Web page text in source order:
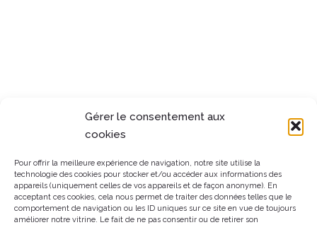
Gérer le consentement aux
cookies
Pour offrir la meilleure expérience de navigation, notre site utilise la
technologie des cookies pour stocker et/ou accéder aux informations des
appareils (uniquement celles de vos appareils et de façon anonyme). En
acceptant ces cookies, cela nous permet de traiter des données telles que le
comportement de navigation ou les ID uniques sur ce site en vue de toujours
améliorer notre vitrine. Le fait de ne pas consentir ou de retirer son